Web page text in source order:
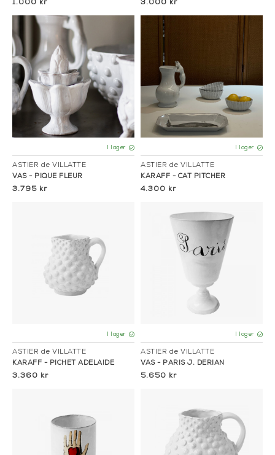
1.000 kr 3.000 kr
I lager
ASTIER de VILLATTE
VAS - PIQUE FLEUR
3.795 kr
I lager
ASTIER de VILLATTE
KARAFF - CAT PITCHER
4.300 kr
I lager
ASTIER de VILLATTE
KARAFF - PICHET ADELAIDE
3.360 kr
I lager
ASTIER de VILLATTE
VAS - PARIS J. DERIAN
5.650 kr